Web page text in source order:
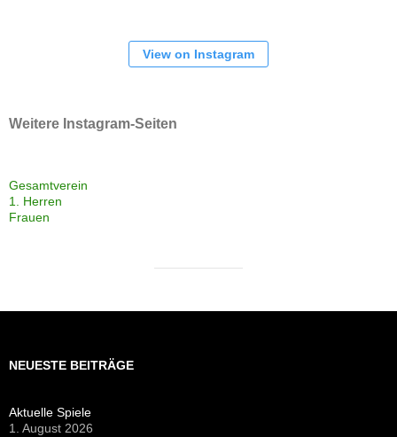
View on Instagram
Weitere Instagram-Seiten
Gesamtverein
1. Herren
Frauen
NEUESTE BEITRÄGE
Aktuelle Spiele
1. August 2026